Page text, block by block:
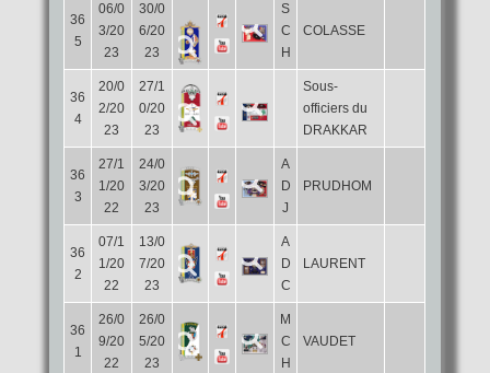
36
5
06/0
3/20
23
30/0
6/20
23
S
C
H
COLASSE
36
4
20/0
2/20
23
27/1
0/20
23
Sous-
officiers du
DRAKKAR
36
3
27/1
1/20
22
24/0
3/20
23
A
D
J
PRUDHOM
36
2
07/1
1/20
22
13/0
7/20
23
A
D
C
LAURENT
36
1
26/0
9/20
22
26/0
5/20
23
M
C
H
VAUDET